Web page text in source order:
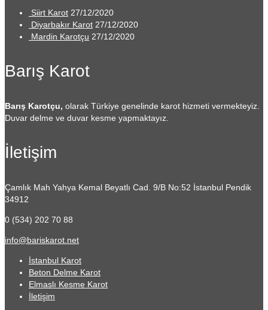
Siirt Karot 27/12/2020
Diyarbakır Karot 27/12/2020
Mardin Karotçu 27/12/2020
Barış Karot
Barış Karotçu, olarak Türkiye genelinde karot hizmeti vermekteyiz.
Duvar delme ve duvar kesme yapmaktayız.
İletişim
Çamlık Mah Yahya Kemal Beyatlı Cad. 9/B No:52 İstanbul Pendik
34912
0 (534) 202 70 88
info@bariskarot.net
İstanbul Karot
Beton Delme Karot
Elmaslı Kesme Karot
İletişim